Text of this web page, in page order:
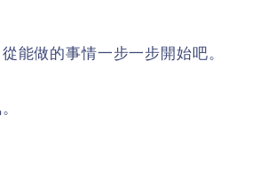
能做的事情一步一步開始吧。